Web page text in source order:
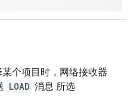
个项目时，网络接收器
LOAD 消息 所选